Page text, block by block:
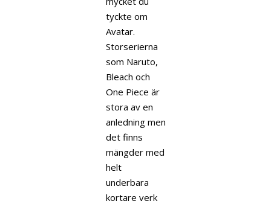
tyckte om
Avatar.
Storserierna
som Naruto,
Bleach och
One Piece är
stora av en
anledning men
det finns
mängder med
helt
underbara
kortare verk